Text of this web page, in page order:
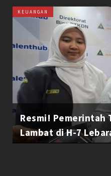
KEUANGAN
Resmi! Pemerintah
Lambat di H-7